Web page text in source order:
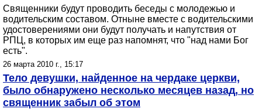
Священники будут проводить беседы с молодежью и
водительским составом. Отныне вместе с водительскими
удостоверениями они будут получать и напутствия от
РПЦ, в которых им еще раз напомнят, что "над нами Бог
есть".
26 марта 2010 г., 15:17
Тело девушки, найденное на чердаке церкви,
было обнаружено несколько месяцев назад, но
священник забыл об этом